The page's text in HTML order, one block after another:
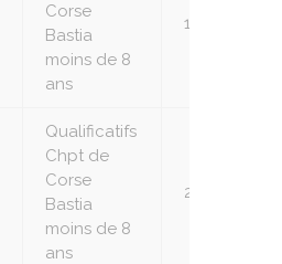
Corse
Bastia
moins de 8
ans
1
Qualificatifs
Chpt de
Corse
Bastia
moins de 8
ans
2